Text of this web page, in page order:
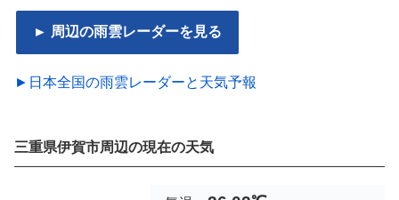
► 周辺の雨雲レーダーを見る
►日本全国の雨雲レーダーと天気予報
三重県伊賀市周辺の現在の天気